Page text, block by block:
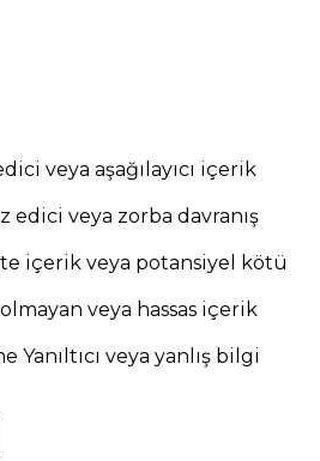
veya aşağılayıcı içerik
edici veya zorba davranış
içerik veya potansiyel kötü
veya hassas içerik
Yanıltıcı veya yanlış bilgi